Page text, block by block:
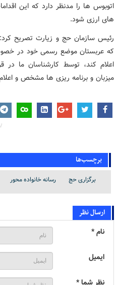
اتوبوس ها را مدنظر دارد که این
های ارزی شود.
رئیس سازمان حج و زیارت تصریح
که عربستان موضع رسمی خود در
اعلام کند، توسط کارشناسان ما در
میزبان و برنامه ریزی ها مشخص و
برچسب‌ها
برگزاری حج رسانه خانواده محور
ارسال نظر
نام *
ایمیل
نظر شما *